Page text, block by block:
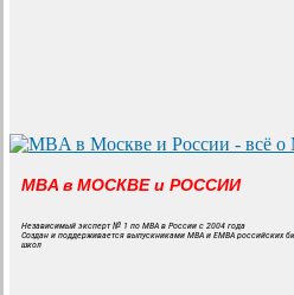
MBA в МОСКВЕ и РОССИИ
Независимый эксперт № 1 по MBA в России с 2004 года
Создан и поддерживается выпускниками MBA и EMBA российских
школ